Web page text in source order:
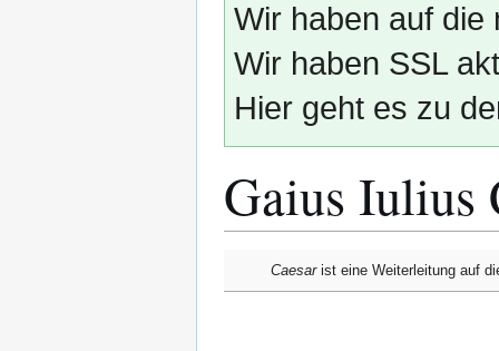
Wir haben auf die
Wir haben SSL
Hier geht es zu
Gaius Iulius
Caesarist eine Weiterleitung auf